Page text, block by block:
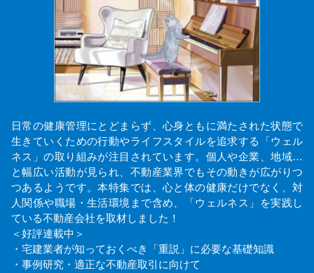
日常の健康管理にとどまらず、心身ともに満たされた状態で
生きていくための行動やライフスタイルを追求する「ウェル
ネス」の取り組みが注目されています。個人や企業、地域…
と幅広い活動が見られ、不動産業界でもその動きが広がりつ
つあるようです。本特集では、心と体の健康だけでなく、対
人関係や職場・生活環境まで含め、「ウェルネス」を実践し
ている不動産会社を取材しました！
＜好評連載中＞
・宅建業者が知っておくべき「重説」に必要な基礎知識
・事例研究・適正な不動産取引に向けて